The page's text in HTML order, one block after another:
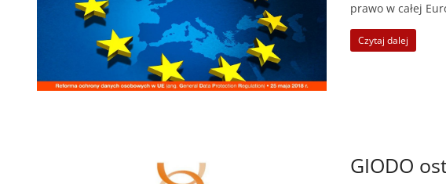
prawo w całej
Czytaj dalej
GIODO